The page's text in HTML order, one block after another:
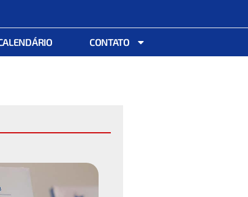
CONTATO